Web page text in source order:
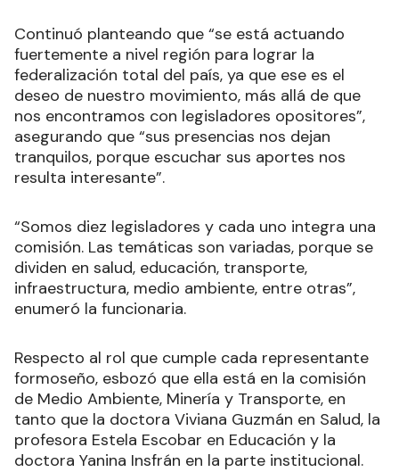
Continuó planteando que “se está actuando
fuertemente a nivel región para lograr la
federalización total del país, ya que ese es el
deseo de nuestro movimiento, más allá de que
nos encontramos con legisladores opositores”,
asegurando que “sus presencias nos dejan
tranquilos, porque escuchar sus aportes nos
resulta interesante”.
“Somos diez legisladores y cada uno integra una
comisión. Las temáticas son variadas, porque se
dividen en salud, educación, transporte,
infraestructura, medio ambiente, entre otras”,
enumeró la funcionaria.
Respecto al rol que cumple cada representante
formoseño, esbozó que ella está en la comisión
de Medio Ambiente, Minería y Transporte, en
tanto que la doctora Viviana Guzmán en Salud, la
profesora Estela Escobar en Educación y la
doctora Yanina Insfrán en la parte institucional.